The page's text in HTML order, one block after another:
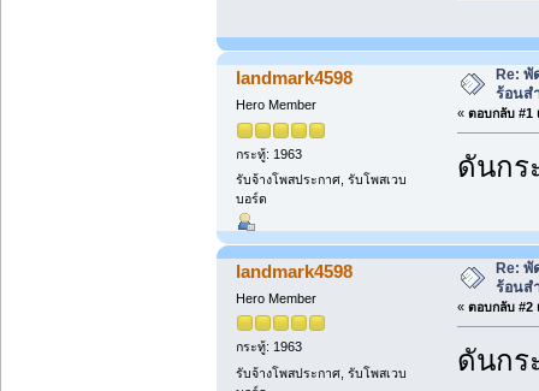
landmark4598
Hero Member
กระทู้: 1963
รับจ้างโพสประกาศ, รับโพสเวบ
บอร์ด
Re:
ร้อนส
« ตอบกลับ #1
ดันกร
landmark4598
Hero Member
กระทู้: 1963
รับจ้างโพสประกาศ, รับโพสเวบ
Re:
ร้อนส
« ตอบกลับ #2
ดันกร